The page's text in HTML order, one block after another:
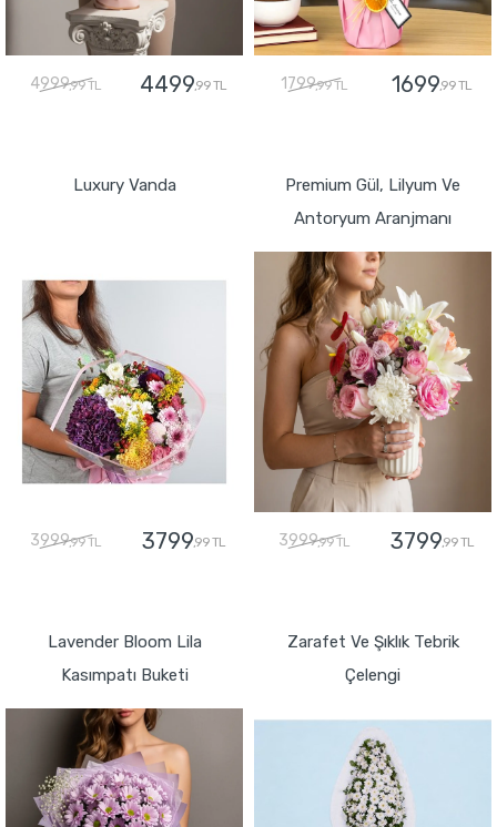
4999,99 TL 4499,99 TL 1799,99 TL 1699,99 TL
Luxury Vanda
3999,99 TL 3799,99 TL
Premium Gül, Lilyum Ve
Antoryum Aranjmanı
3999,99 TL 3799,99 TL
Lavender Bloom Lila
Kasımpatı Buketi
Zarafet Ve Şıklık Tebrik
Çelengi